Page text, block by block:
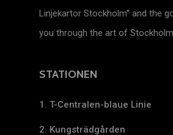
Linjekartor Stockholm” and the
you through the art of
STATIONEN
1. T-Centralen-blaue Linie
2. Kungsträdgården